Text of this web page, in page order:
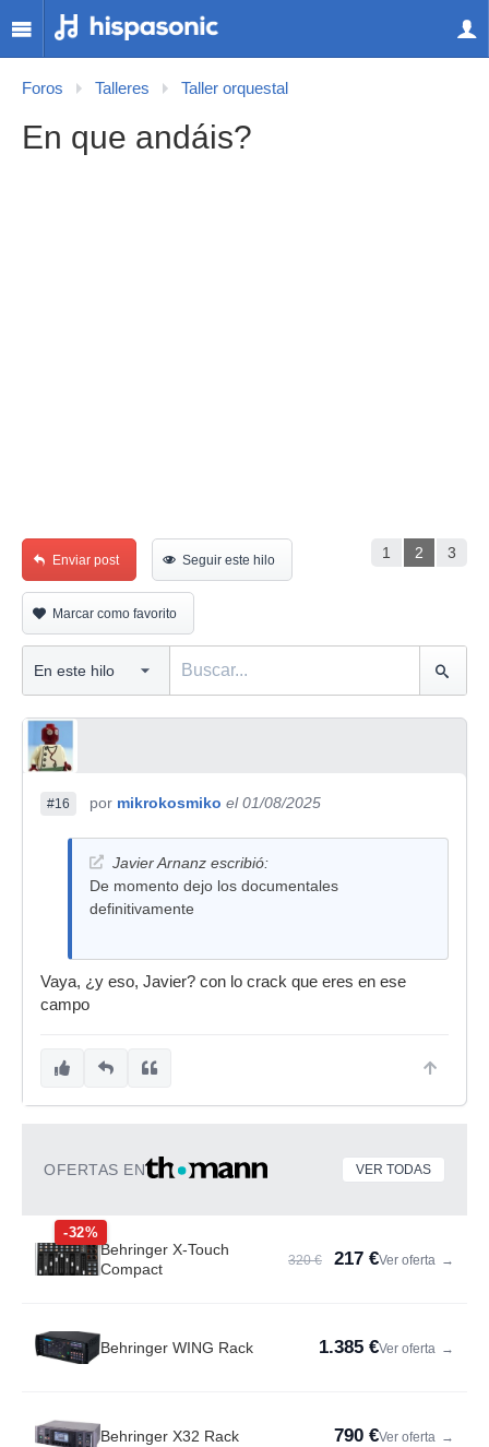
Foros Talleres Taller orquestal
En que andáis?
1 2 3
Enviar post Seguir este hilo
Marcar como favorito
#16 por mikrokosmiko el 01/08/2025
Javier Arnanz escribió:
De momento dejo los documentales
definitivamente
Vaya, ¿y eso, Javier? con lo crack que eres en ese
campo
OFERTAS EN VER TODAS
-32%
Behringer X-Touch
Compact
320 € 217 €Ver oferta →
Behringer WING Rack 1.385 €Ver oferta →
Behringer X32 Rack 790 €Ver oferta →